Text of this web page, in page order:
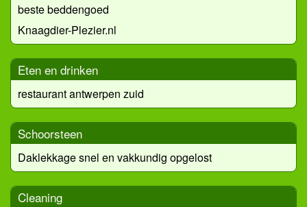
beste beddengoed
Knaagdier-Plezier.nl
Eten en drinken
restaurant antwerpen zuid
Schoorsteen
Daklekkage snel en vakkundig opgelost
Cleaning